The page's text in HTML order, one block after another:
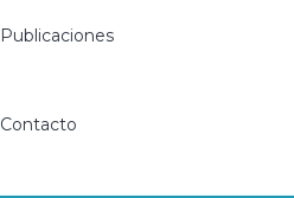
Publicaciones
Contacto